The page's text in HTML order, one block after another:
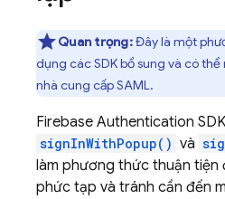
Quan trọng:Đây là một
dụng các SDK bổ sung và có
nhà cung cấp SAML.
Firebase Authentication
signInWithPopup() và
làm phương thức thuận
phức tạp và tránh cần đến